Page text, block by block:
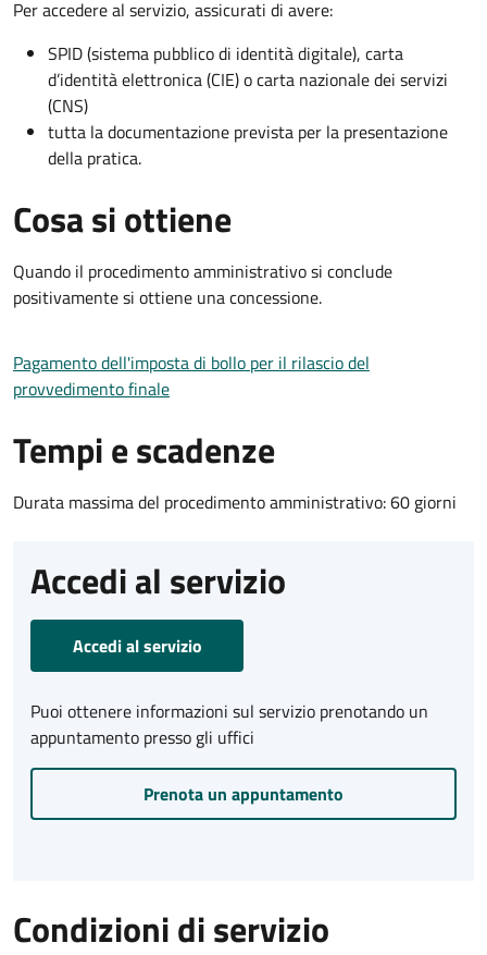
Per accedere al servizio, assicurati di avere:
SPID (sistema pubblico di identità digitale), carta
d’identità elettronica (CIE) o carta nazionale dei servizi
(CNS)
tutta la documentazione prevista per la presentazione
della pratica.
Cosa si ottiene
Quando il procedimento amministrativo si conclude
positivamente si ottiene una concessione.
Pagamento dell'imposta di bollo per il rilascio del
provvedimento finale
Tempi e scadenze
Durata massima del procedimento amministrativo: 60 giorni
Accedi al servizio
Accedi al servizio
Puoi ottenere informazioni sul servizio prenotando un
appuntamento presso gli uffici
Prenota un appuntamento
Condizioni di servizio